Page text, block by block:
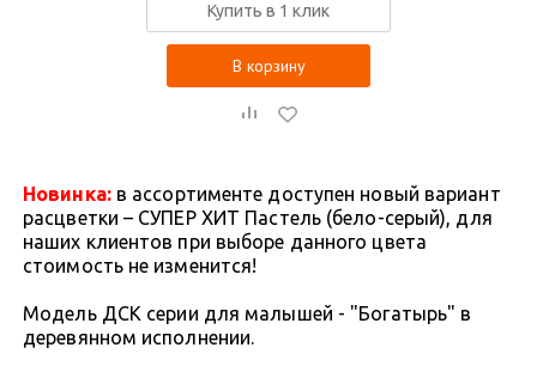
Купить в 1 клик
В корзину
Новинка:в ассортименте доступен новый вариант
расцветки – СУПЕР ХИТ Пастель (бело-серый), для
наших клиентов при выборе данного цвета
стоимость не изменится!
Модель ДСК серии для малышей - "Богатырь" в
деревянном исполнении.